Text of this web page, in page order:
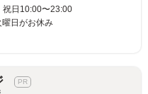
祝日10:00〜23:00
日がお休み